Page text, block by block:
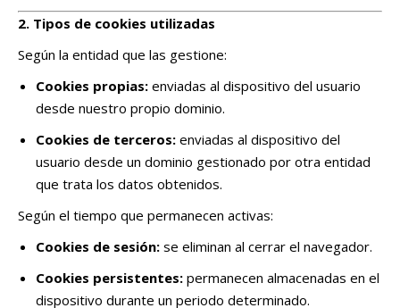
2. Tipos de cookies utilizadas
Según la entidad que las gestione:
Cookies propias: enviadas al dispositivo del usuario
desde nuestro propio dominio.
Cookies de terceros: enviadas al dispositivo del
usuario desde un dominio gestionado por otra entidad
que trata los datos obtenidos.
Según el tiempo que permanecen activas:
Cookies de sesión: se eliminan al cerrar el navegador.
Cookies persistentes: permanecen almacenadas en el
dispositivo durante un periodo determinado.